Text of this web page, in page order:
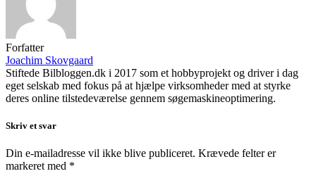
Forfatter
Joachim Skovgaard
Stiftede Bilbloggen.dk i 2017 som et hobbyprojekt og driver i dag
eget selskab med fokus på at hjælpe virksomheder med at styrke
deres online tilstedeværelse gennem søgemaskineoptimering.
Skriv et svar
Din e-mailadresse vil ikke blive publiceret. Krævede felter er
markeret med *